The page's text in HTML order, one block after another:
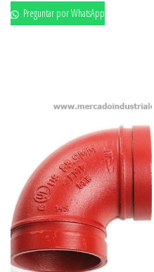
Preguntar por WhatsApp